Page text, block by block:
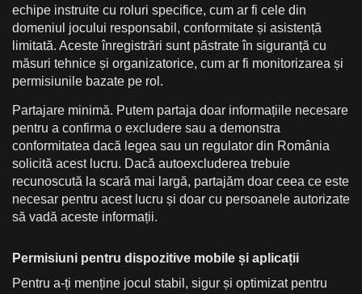
echipe instruite cu roluri specifice, cum ar fi cele din
domeniul jocului responsabil, conformitate și asistență
limitată. Aceste înregistrări sunt păstrate în siguranță cu
măsuri tehnice și organizatorice, cum ar fi monitorizarea și
permisiunile bazate pe rol.
Partajare minimă. Putem partaja doar informațiile necesare
pentru a confirma o excludere sau a demonstra
conformitatea dacă legea sau un regulator din România
solicită acest lucru. Dacă autoexcluderea trebuie
recunoscută la scară mai largă, partajăm doar ceea ce este
necesar pentru acest lucru și doar cu persoanele autorizate
să vadă aceste informații.
Permisiuni pentru dispozitive mobile și aplicații
Pentru a-ți menține jocul stabil, sigur și optimizat pentru